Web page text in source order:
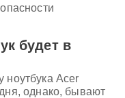
будет в
Acer
однако, бывают